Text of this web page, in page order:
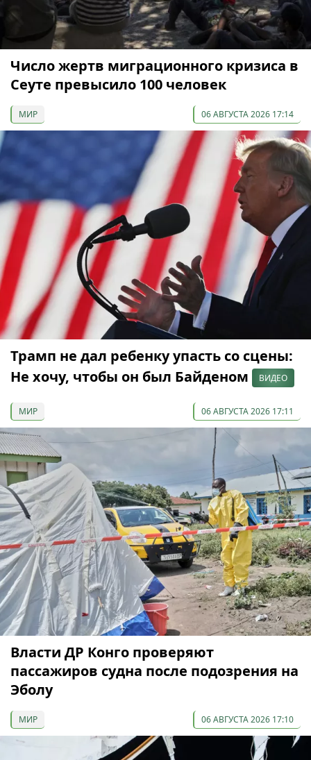
Число жертв миграционного кризиса в
Сеуте превысило 100 человек
МИР 06 АВГУСТА 2026 17:14
Трамп не дал ребенку упасть со сцены:
Не хочу, чтобы он был Байденом
ВИДЕО
МИР 06 АВГУСТА 2026 17:11
Власти ДР Конго проверяют
пассажиров судна после подозрения на
Эболу
МИР 06 АВГУСТА 2026 17:10